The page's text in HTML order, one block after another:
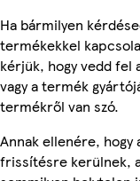
Ha bármilyen
termékekkel
kérjük, hogy vedd fel
vagy a termék
termékről van szó.
Annak ellenére,
frissítésre kerülnek,